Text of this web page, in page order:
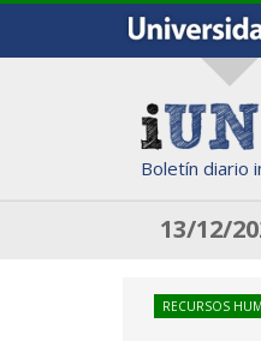
Boletín diario
13/12/
RECURSOS